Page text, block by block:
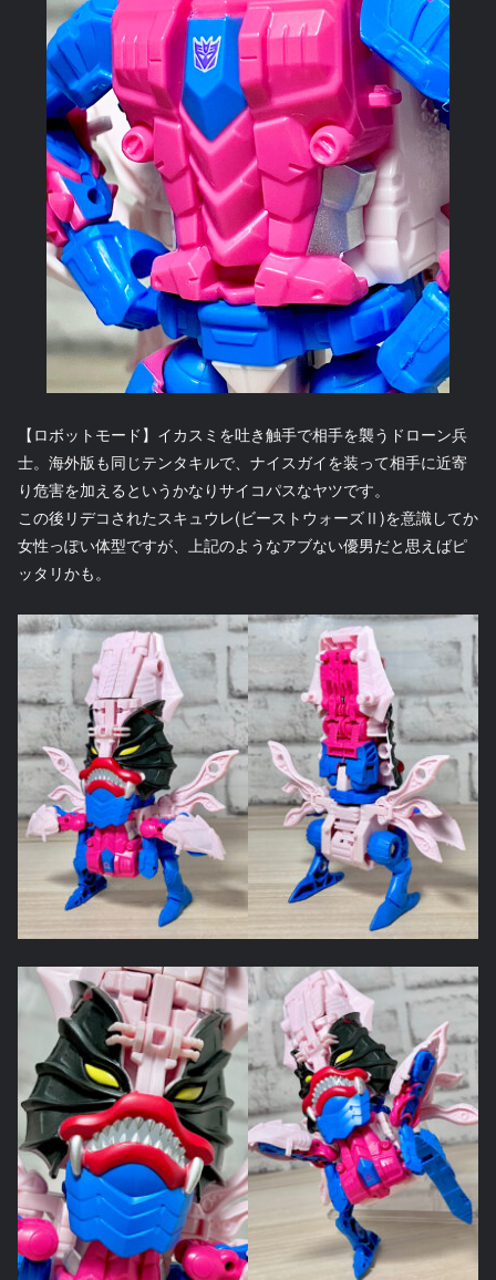
【ロボットモード】イカスミを吐き触手で相手を襲うドローン兵
士。海外版も同じテンタキルで、ナイスガイを装って相手に近寄
り危害を加えるというかなりサイコパスなヤツです。
この後リデコされたスキュウレ(ビーストウォーズⅡ)を意識してか
女性っぽい体型ですが、上記のようなアブない優男だと思えばピ
ッタリかも。